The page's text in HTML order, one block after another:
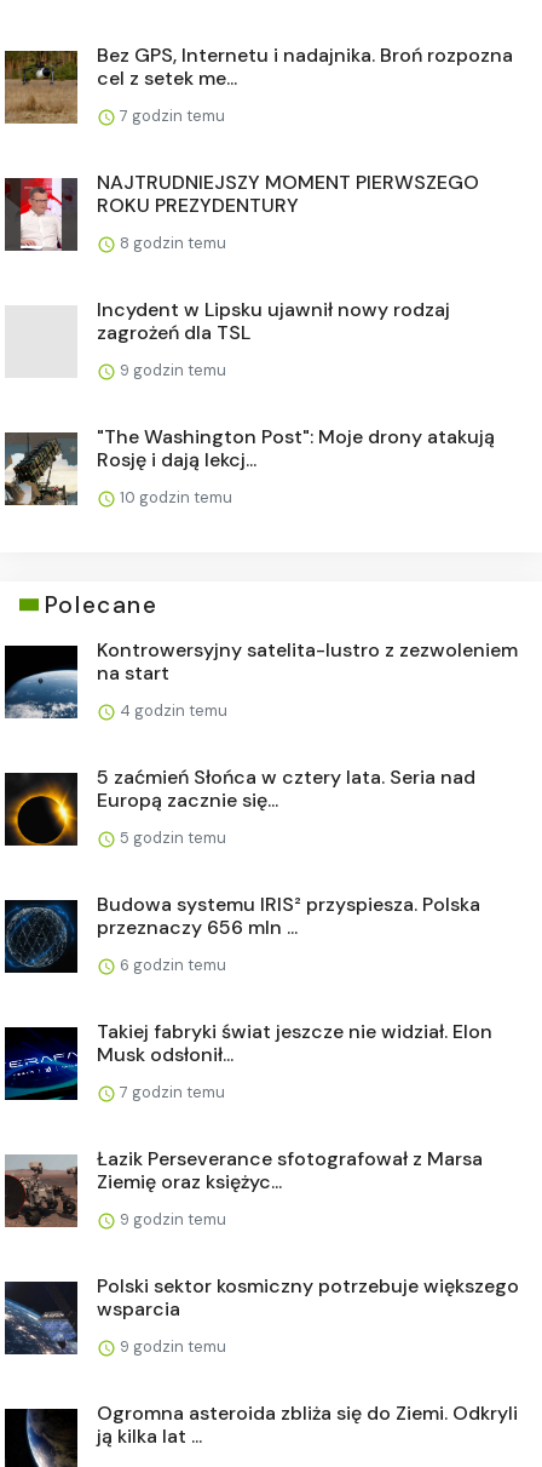
Bez GPS, Internetu i nadajnika. Broń rozpozna
cel z setek me...
7 godzin temu
NAJTRUDNIEJSZY MOMENT PIERWSZEGO
ROKU PREZYDENTURY
8 godzin temu
Incydent w Lipsku ujawnił nowy rodzaj
zagrożeń dla TSL
9 godzin temu
"The Washington Post": Moje drony atakują
Rosję i dają lekcj...
10 godzin temu
Polecane
Kontrowersyjny satelita-lustro z zezwoleniem
na start
4 godzin temu
5 zaćmień Słońca w cztery lata. Seria nad
Europą zacznie się...
5 godzin temu
Budowa systemu IRIS² przyspiesza. Polska
przeznaczy 656 mln ...
6 godzin temu
Takiej fabryki świat jeszcze nie widział. Elon
Musk odsłonił...
7 godzin temu
Łazik Perseverance sfotografował z Marsa
Ziemię oraz księżyc...
9 godzin temu
Polski sektor kosmiczny potrzebuje większego
wsparcia
9 godzin temu
Ogromna asteroida zbliża się do Ziemi. Odkryli
ją kilka lat ...